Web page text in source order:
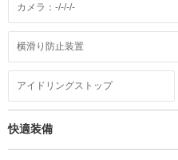
カメラ：-/-/-/-
横滑り防止装置
アイドリングストップ
快適装備